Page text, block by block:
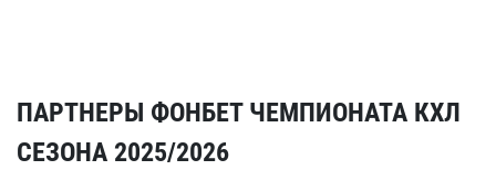
ПАРТНЕРЫ ФОНБЕТ ЧЕМПИОНАТА КХЛ
СЕЗОНА 2025/2026